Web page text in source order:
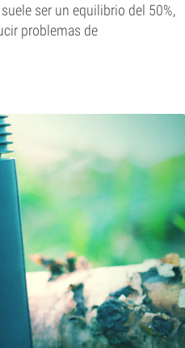
ser un equilibrio del 50%,
problemas de